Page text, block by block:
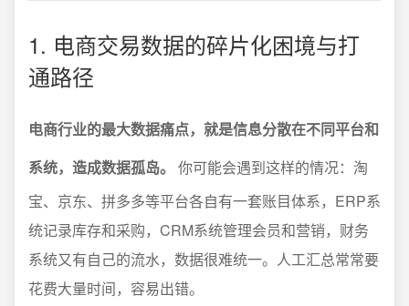
1. 电商交易数据的碎片化困境与打
通路径
电商行业的最大数据痛点，就是信息分散在不同平台和
系统，造成数据孤岛。
你可能会遇到这样的情况：淘
宝、京东、拼多多等平台各自有一套账目体系，ERP系
统记录库存和采购，CRM系统管理会员和营销，财务
系统又有自己的流水，数据很难统一。人工汇总常常要
花费大量时间，容易出错。